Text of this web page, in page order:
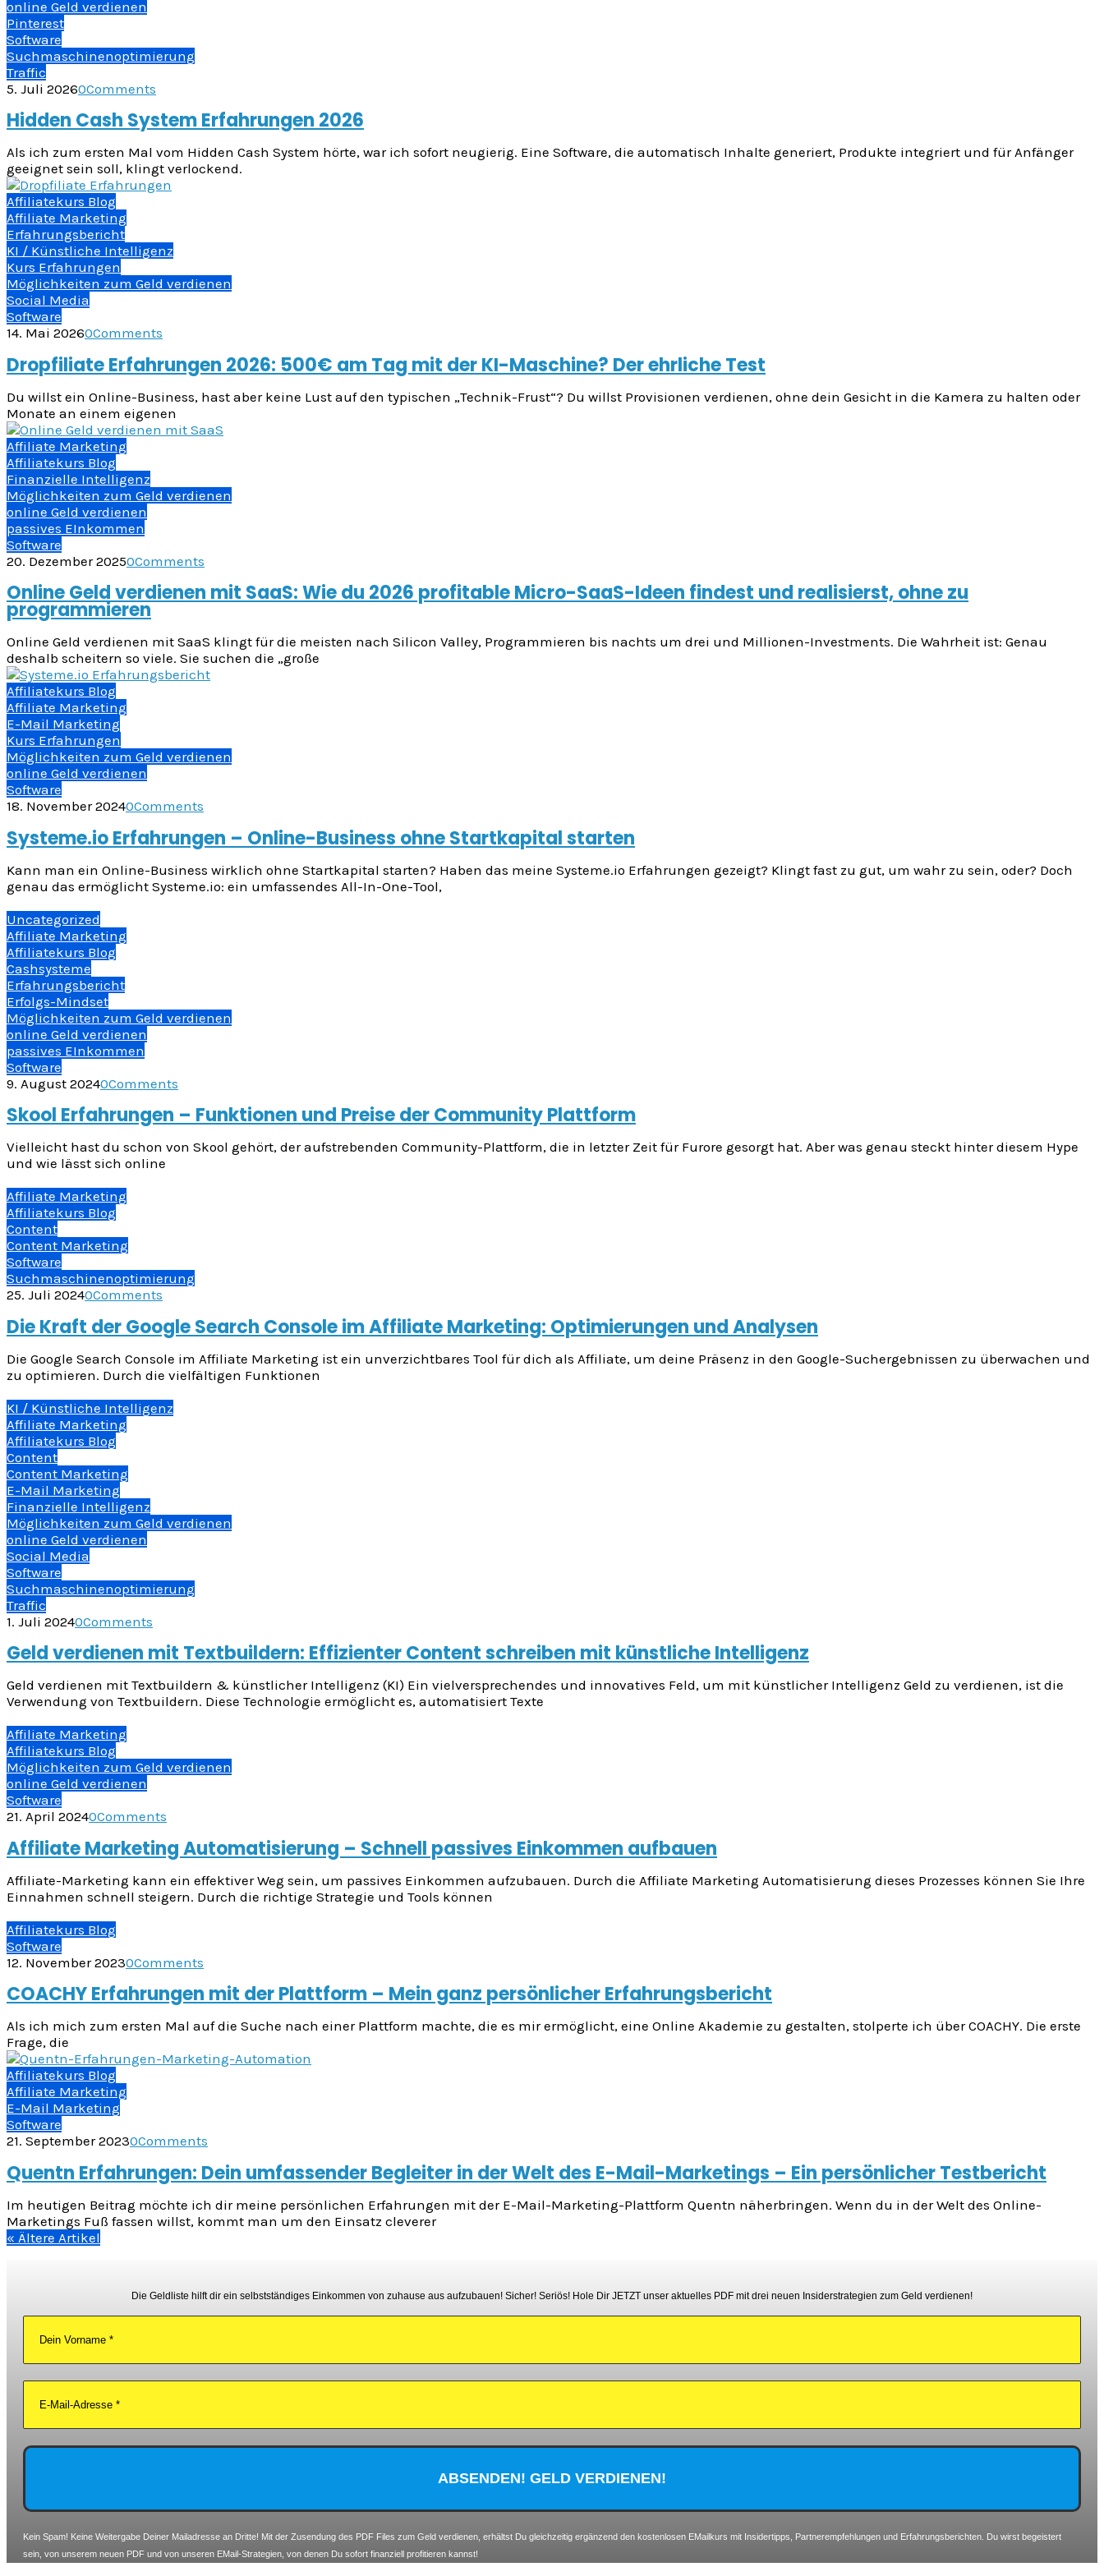
online Geld verdienen
Pinterest
Software
Suchmaschinenoptimierung
Traffic
5. Juli 20260Comments
Hidden Cash System Erfahrungen 2026
Als ich zum ersten Mal vom Hidden Cash System hörte, war ich sofort neugierig. Eine Software, die automatisch Inhalte generiert, Produkte integriert und für Anfänger
geeignet sein soll, klingt verlockend.
Affiliatekurs Blog
Affiliate Marketing
Erfahrungsbericht
KI / Künstliche Intelligenz
Kurs Erfahrungen
Möglichkeiten zum Geld verdienen
Social Media
Software
14. Mai 20260Comments
Dropfiliate Erfahrungen 2026: 500€ am Tag mit der KI-Maschine? Der ehrliche Test
Du willst ein Online-Business, hast aber keine Lust auf den typischen „Technik-Frust“? Du willst Provisionen verdienen, ohne dein Gesicht in die Kamera zu halten oder
Monate an einem eigenen
Affiliate Marketing
Affiliatekurs Blog
Finanzielle Intelligenz
Möglichkeiten zum Geld verdienen
online Geld verdienen
passives EInkommen
Software
20. Dezember 20250Comments
Online Geld verdienen mit SaaS: Wie du 2026 profitable Micro-SaaS-Ideen findest und realisierst, ohne zu
programmieren
Online Geld verdienen mit SaaS klingt für die meisten nach Silicon Valley, Programmieren bis nachts um drei und Millionen-Investments. Die Wahrheit ist: Genau
deshalb scheitern so viele. Sie suchen die „große
Affiliatekurs Blog
Affiliate Marketing
E-Mail Marketing
Kurs Erfahrungen
Möglichkeiten zum Geld verdienen
online Geld verdienen
Software
18. November 20240Comments
Systeme.io Erfahrungen – Online-Business ohne Startkapital starten
Kann man ein Online-Business wirklich ohne Startkapital starten? Haben das meine Systeme.io Erfahrungen gezeigt? Klingt fast zu gut, um wahr zu sein, oder? Doch
genau das ermöglicht Systeme.io: ein umfassendes All-In-One-Tool,
Uncategorized
Affiliate Marketing
Affiliatekurs Blog
Cashsysteme
Erfahrungsbericht
Erfolgs-Mindset
Möglichkeiten zum Geld verdienen
online Geld verdienen
passives EInkommen
Software
9. August 20240Comments
Skool Erfahrungen – Funktionen und Preise der Community Plattform
Vielleicht hast du schon von Skool gehört, der aufstrebenden Community-Plattform, die in letzter Zeit für Furore gesorgt hat. Aber was genau steckt hinter diesem Hype
und wie lässt sich online
Affiliate Marketing
Affiliatekurs Blog
Content
Content Marketing
Software
Suchmaschinenoptimierung
25. Juli 20240Comments
Die Kraft der Google Search Console im Affiliate Marketing: Optimierungen und Analysen
Die Google Search Console im Affiliate Marketing ist ein unverzichtbares Tool für dich als Affiliate, um deine Präsenz in den Google-Suchergebnissen zu überwachen und
zu optimieren. Durch die vielfältigen Funktionen
KI / Künstliche Intelligenz
Affiliate Marketing
Affiliatekurs Blog
Content
Content Marketing
E-Mail Marketing
Finanzielle Intelligenz
Möglichkeiten zum Geld verdienen
online Geld verdienen
Social Media
Software
Suchmaschinenoptimierung
Traffic
1. Juli 20240Comments
Geld verdienen mit Textbuildern: Effizienter Content schreiben mit künstliche Intelligenz
Geld verdienen mit Textbuildern & künstlicher Intelligenz (KI) Ein vielversprechendes und innovatives Feld, um mit künstlicher Intelligenz Geld zu verdienen, ist die
Verwendung von Textbuildern. Diese Technologie ermöglicht es, automatisiert Texte
Affiliate Marketing
Affiliatekurs Blog
Möglichkeiten zum Geld verdienen
online Geld verdienen
Software
21. April 20240Comments
Affiliate Marketing Automatisierung – Schnell passives Einkommen aufbauen
Affiliate-Marketing kann ein effektiver Weg sein, um passives Einkommen aufzubauen. Durch die Affiliate Marketing Automatisierung dieses Prozesses können Sie Ihre
Einnahmen schnell steigern. Durch die richtige Strategie und Tools können
Affiliatekurs Blog
Software
12. November 20230Comments
COACHY Erfahrungen mit der Plattform – Mein ganz persönlicher Erfahrungsbericht
Als ich mich zum ersten Mal auf die Suche nach einer Plattform machte, die es mir ermöglicht, eine Online Akademie zu gestalten, stolperte ich über COACHY. Die erste
Frage, die
Affiliatekurs Blog
Affiliate Marketing
E-Mail Marketing
Software
21. September 20230Comments
Quentn Erfahrungen: Dein umfassender Begleiter in der Welt des E-Mail-Marketings – Ein persönlicher Testbericht
Im heutigen Beitrag möchte ich dir meine persönlichen Erfahrungen mit der E-Mail-Marketing-Plattform Quentn näherbringen. Wenn du in der Welt des Online-
Marketings Fuß fassen willst, kommt man um den Einsatz cleverer
« Ältere Artikel
Die Geldliste hilft dir ein selbstständiges Einkommen von zuhause aus aufzubauen! Sicher! Seriös! Hole Dir JETZT unser aktuelles PDF mit drei neuen Insiderstrategien zum Geld verdienen!
Kein Spam! Keine Weitergabe Deiner Mailadresse an Dritte! Mit der Zusendung des PDF Files zum Geld verdienen, erhältst Du gleichzeitig ergänzend den kostenlosen EMailkurs mit Insidertipps, Partnerempfehlungen und Erfahrungsberichten. Du wirst begeistert
sein, von unserem neuen PDF und von unseren EMail-Strategien, von denen Du sofort finanziell profitieren kannst!